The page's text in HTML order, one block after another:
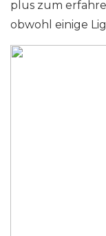
plus zum
obwohl einige